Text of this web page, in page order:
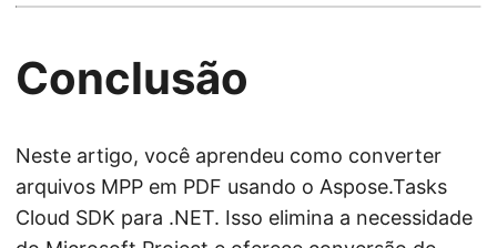
Conclusão
Neste artigo, você aprendeu como converter
arquivos MPP em PDF usando o Aspose.Tasks
Cloud SDK para .NET. Isso elimina a necessidade